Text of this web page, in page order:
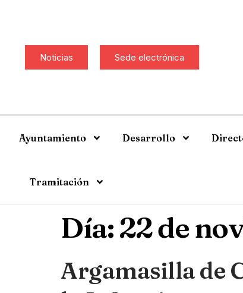
Noticias Sede electrónica
Ayuntamiento Desarrollo
Tramitación
Día:22 de
Argamasilla de